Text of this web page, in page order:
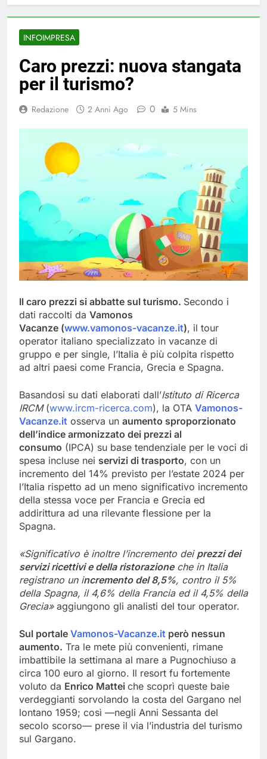
INFOIMPRESA
Caro prezzi: nuova stangata
per il turismo?
Redazione 2 Anni Ago 0 5 Mins
Il caro prezzi si abbatte sul turismo. Secondo i
dati raccolti da Vamonos
Vacanze (www.vamonos-vacanze.it), il tour
operator italiano specializzato in vacanze di
gruppo e per single, l’Italia è più colpita rispetto
ad altri paesi come Francia, Grecia e Spagna.
Basandosi su dati elaborati dall’Istituto di Ricerca
IRCM (www.ircm-ricerca.com), la OTA Vamonos-
Vacanze.it osserva un aumento sproporzionato
dell’indice armonizzato dei prezzi al
consumo (IPCA) su base tendenziale per le voci di
spesa incluse nei servizi di trasporto, con un
incremento del 14% previsto per l’estate 2024 per
l’Italia rispetto ad un meno significativo incremento
della stessa voce per Francia e Grecia ed
addirittura ad una rilevante flessione per la
Spagna.
«Significativo è inoltre l’incremento dei prezzi dei
servizi ricettivi e della ristorazioneche in Italia
registrano un incremento del 8,5%, contro il 5%
della Spagna, il 4,6% della Francia ed il 4,5% della
Grecia» aggiungono gli analisti del tour operator.
Sul portale Vamonos-Vacanze.it però nessun
aumento. Tra le mete più convenienti, rimane
imbattibile la settimana al mare a Pugnochiuso a
circa 100 euro al giorno. Il resort fu fortemente
voluto da Enrico Mattei che scoprì queste baie
verdeggianti sorvolando la costa del Gargano nel
lontano 1959; così —negli Anni Sessanta del
secolo scorso— prese il via l’industria del turismo
sul Gargano.